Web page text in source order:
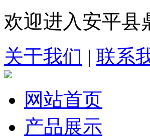
欢迎进入安平县
关于我们 | 联系
网站首页
产品展示